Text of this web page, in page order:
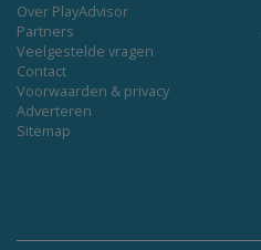
Over PlayAdvisor
Partners
Veelgestelde vragen
Contact
Voorwaarden & privacy
Adverteren
Sitemap